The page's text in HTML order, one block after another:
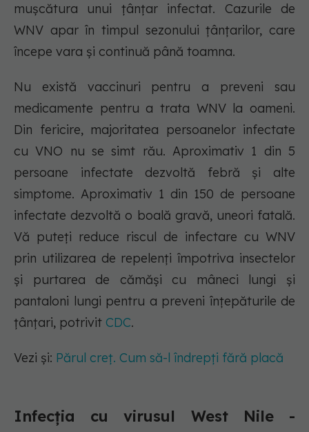
mușcătura unui țânțar infectat. Cazurile de
WNV apar în timpul sezonului țânțarilor, care
începe vara și continuă până toamna.
Nu există vaccinuri pentru a preveni sau
medicamente pentru a trata WNV la oameni.
Din fericire, majoritatea persoanelor infectate
cu VNO nu se simt rău. Aproximativ 1 din 5
persoane infectate dezvoltă febră și alte
simptome. Aproximativ 1 din 150 de persoane
infectate dezvoltă o boală gravă, uneori fatală.
Vă puteți reduce riscul de infectare cu WNV
prin utilizarea de repelenți împotriva insectelor
și purtarea de cămăși cu mâneci lungi și
pantaloni lungi pentru a preveni înțepăturile de
țânțari, potrivit CDC.
Vezi și: Părul creț. Cum să-l îndrepți fără placă
Infecția cu virusul West Nile -